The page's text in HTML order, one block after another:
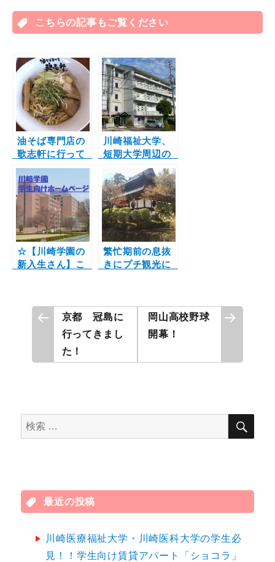
n
i
t
e
r
c
b
o
o
a
l
こちらの記事もご覧ください
油そば専門店の
歌志軒に行って
きました！！
川崎福祉大学、
短期大学周辺の
最新お部屋情
報！
☆【川崎学園の
新入生さん】こ
繁忙期前の息抜
きにプチ観光に
投
ゲ
ョ
京都 冠島に
行ってきまし
た！
岡山高校野球
開幕！
検
索
検
最近の投稿
川崎医療福祉大学・川崎医科大学の学生必
見！！学生向け賃貸アパート「ショコラ」